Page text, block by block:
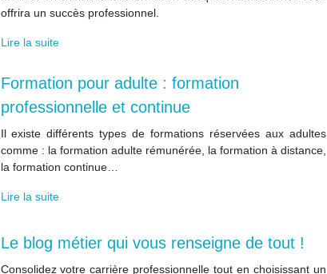
offrira un succès professionnel.
Lire la suite
Formation pour adulte : formation
professionnelle et continue
Il existe différents types de formations réservées aux adultes
comme : la formation adulte rémunérée, la formation à distance,
la formation continue…
Lire la suite
Le blog métier qui vous renseigne de tout !
Consolidez votre carrière professionnelle tout en choisissant un